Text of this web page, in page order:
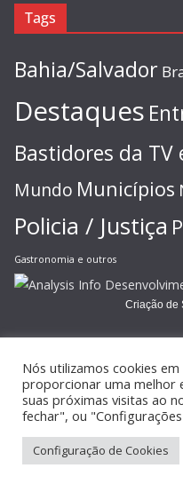
Tags
Bahia/Salvador
Destaques
Bastidores da TV
Mundo Municípios
Policia / Justiça
Gastronomia e outros
Criação de
Copyright © 2026JORNAL
Tema:ColorMagpor
Nós utilizamos cookies
proporcionar uma melhor
suas próximas visitas ao
fechar", ou
Configuração de Cookies